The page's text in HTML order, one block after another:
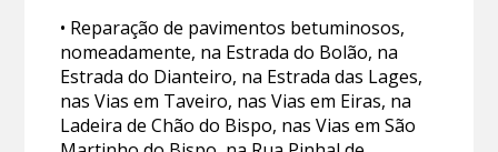
• Reparação de pavimentos betuminosos,
nomeadamente, na Estrada do Bolão, na
Estrada do Dianteiro, na Estrada das Lages,
nas Vias em Taveiro, nas Vias em Eiras, na
Ladeira de Chão do Bispo, nas Vias em São